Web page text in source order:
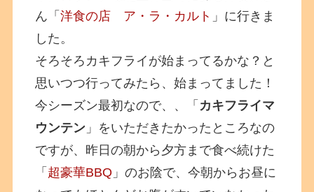
ん「洋食の店 ア・ラ・カルト 」に行きま
した。
そろそろカキフライが始まってるかな？と
思いつつ行ってみたら、始まってました！
今シーズン最初なので、、「 カキフライマ
ウンテン 」をいただきたかったところなの
ですが、昨日の朝から夕方まで食べ続けた
「 超豪華BBQ 」のお陰で、今朝からお昼に